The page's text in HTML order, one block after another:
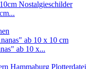
ab 10 x...
Plotterdatei